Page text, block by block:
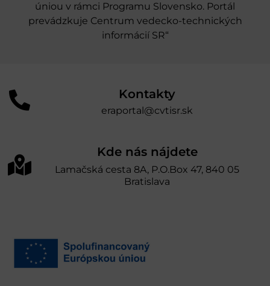
úniou v rámci Programu Slovensko. Portál
prevádzkuje Centrum vedecko-technických
informácií SR“
Kontakty
eraportal@cvtisr.sk
Kde nás nájdete
Lamačská cesta 8A, P.O.Box 47, 840 05
Bratislava